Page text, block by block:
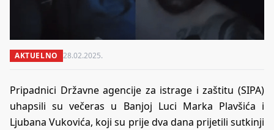
AKTUELNO 28.02.2025.
Pripadnici Državne agencije za istrage i zaštitu (SIPA)
uhapsili su večeras u Banjoj Luci Marka Plavšića i
Ljubana Vukovića, koji su prije dva dana prijetili sutkinji